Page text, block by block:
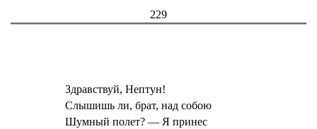
229
Здравствуй, Нептун!
Слышишь ли, брат, над собою
Шумный полет? — Я принес